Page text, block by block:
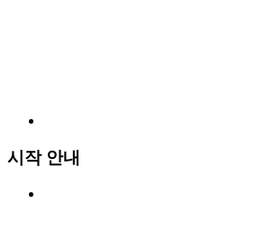
시작 안내